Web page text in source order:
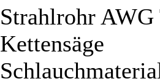
Strahlrohr
Kettensäge